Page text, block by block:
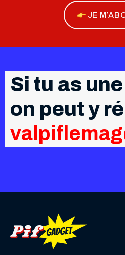
JE
Si tu as
on peut y